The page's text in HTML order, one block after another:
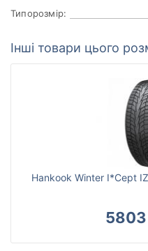
Типорозмір:
Інші товари цього
Hankook Winter I*Cept